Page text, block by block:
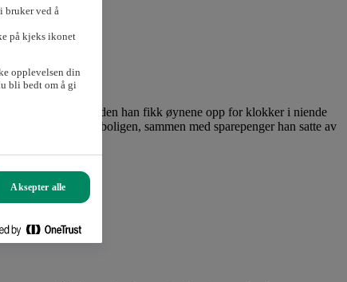
klokka si. Helt siden han fikk øynene opp for klokker i niende
gikk inn i boligen, sammen med sparepenger han satte av
han.
bruker ved å
på kjeks ikonet
opplevelsen din
bli bedt om å gi
Aksepter alle